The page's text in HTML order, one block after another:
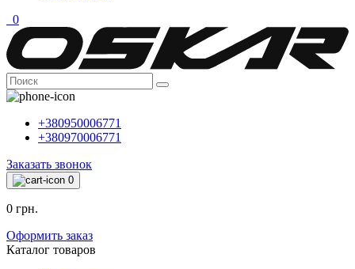
0
+380950006771
+380970006771
Заказать звонок
0
0 грн.
Оформить заказ
Каталог товаров